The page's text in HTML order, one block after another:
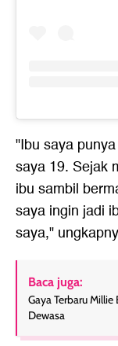
"Ibu saya
saya 19. Sejak
ibu sambil
saya ingin jadi
saya,"
Baca juga:
Gaya Terbaru
Dewasa